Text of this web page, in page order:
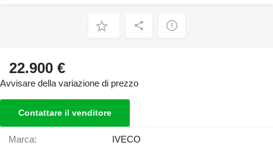
22.900 €
Avvisare della variazione di prezzo
Contattare il venditore
Marca: IVECO